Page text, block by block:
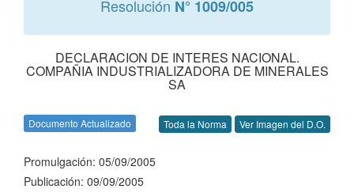
Resolución N° 1009/005
DECLARACION DE INTERES NACIONAL.
COMPAÑIA INDUSTRIALIZADORA DE MINERALES
SA
Documento Actualizado Toda la Norma Ver Imagen del D.O.
Promulgación: 05/09/2005
Publicación: 09/09/2005